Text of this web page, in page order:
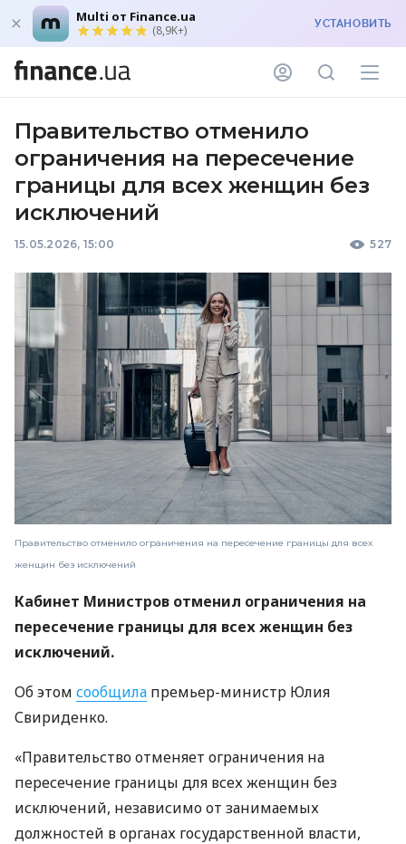
Multi от Finance.ua
(8,9K+) УСТАНОВИТЬ
Правительство отменило
ограничения на пересечение
границы для всех женщин без
исключений
15.05.2026, 15:00 527
Правительство отменило ограничения на пересечение границы для всех
женщин без исключений
Кабинет Министров отменил ограничения на
пересечение границы для всех женщин без
исключений.
Об этом сообщила премьер-министр Юлия
Свириденко.
«Правительство отменяет ограничения на
пересечение границы для всех женщин без
исключений, независимо от занимаемых
должностей в органах государственной власти,